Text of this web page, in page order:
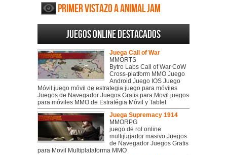
Primer vistazo a Animal Jam
Juegos online destacados
Juega Call of War
MMORTS
Bytro Labs Call of War CoW
Cross-platform MMO Juego
Android Juego IOS Juego
Móvil juego móvil de estrategia juego para móviles
Juegos de Navegador Juegos Gratis para Movil juegos
para móviles MMO de Estratégia Móvil y Tablet
Juega Supremacy 1914
MMORPG
juego de rol online
multijugador masivo Juegos
de Navegador Juegos Gratis
para Movil Multiplataforma MMO